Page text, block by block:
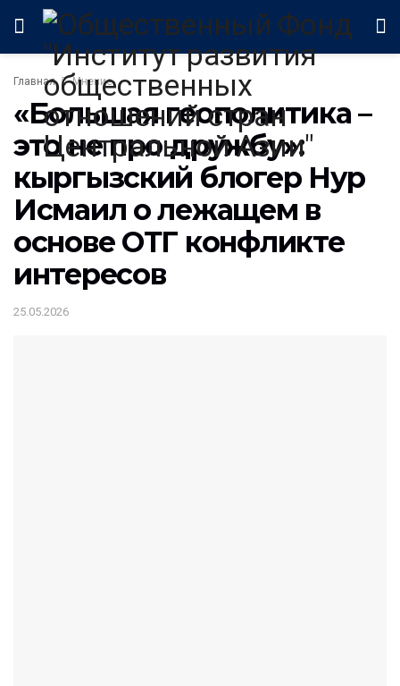
Главная Мнение
«Большая геополитика –
это не про дружбу»:
кыргызский блогер Нур
Исмаил о лежащем в
основе ОТГ конфликте
интересов
25.05.2026